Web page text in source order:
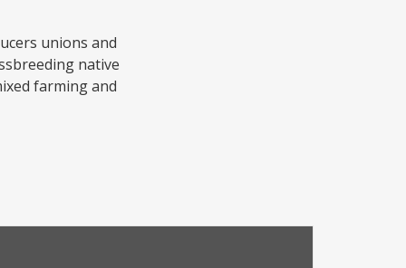
unions and
native
farming and